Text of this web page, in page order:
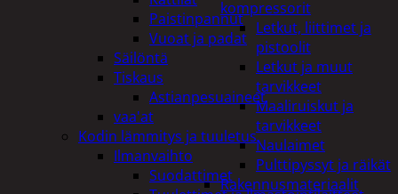
kompressorit
Letkut, liittimet ja
pistoolit
Letkut ja muut
tarvikkeet
Maaliruiskut ja
tarvikkeet
Naulaimet
Pulttipyssyt ja räikät
Rakennusmateriaalit
Paistinpannut
Vuoat ja padat
Säilöntä
Tiskaus
Astianpesuaineet
vaa'at
Kodin lämmitys ja tuuletus
Ilmanvaihto
Suodattimet